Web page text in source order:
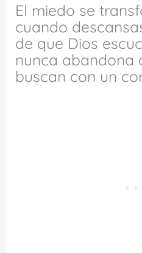
El miedo se
cuando
de que Dios
nunca abandona
buscan con un